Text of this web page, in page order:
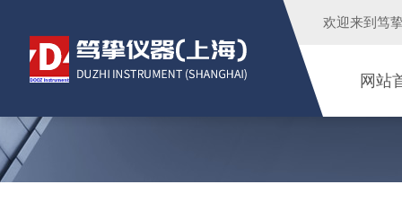
欢迎来到 笃
网站